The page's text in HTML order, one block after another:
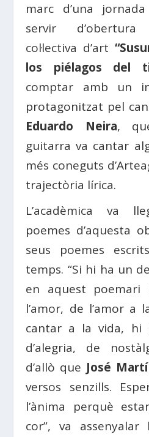
marc d’una
servir
col·lectiva d’art
los piélagos del
comptar amb un
protagonitzat pel
Eduardo Neira,
guitarra va cantar
més coneguts
trajectòria lírica.
L’acadèmica va
poemes d’aquesta
seus poemes
temps. “Si hi ha un
en aquest
l’amor, de l’amor a
cantar a la vida, hi
d’alegria, de
d’allò que José Martí
versos senzills.
l’ànima perquè
cor”, va assenyalar